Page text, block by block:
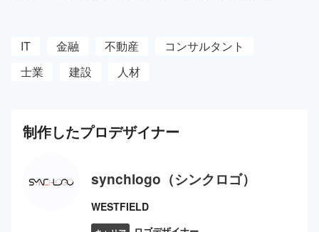
IT 金融 不動産
コンサルタント
士業
建設 人材
制作したプロデザイナー
synchlogo（シンクロゴ）
WESTFIELD